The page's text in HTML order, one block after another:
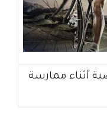
أثناء ممارسة